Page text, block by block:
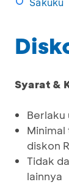
Syarat &
Berlaku
diskon
Tidak
lainnya